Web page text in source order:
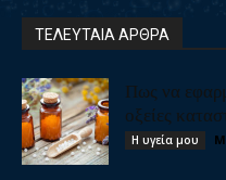
ΤΕΛΕΥΤΑΙΑ ΑΡΘΡΑ
Πως να
οξείες
Η υγεία μου